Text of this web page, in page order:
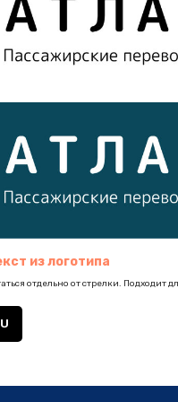
отдельно от стрелки. Подходит
из логотипа
отдельно от стрелки. Подходит